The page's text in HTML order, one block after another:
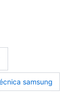
samsung